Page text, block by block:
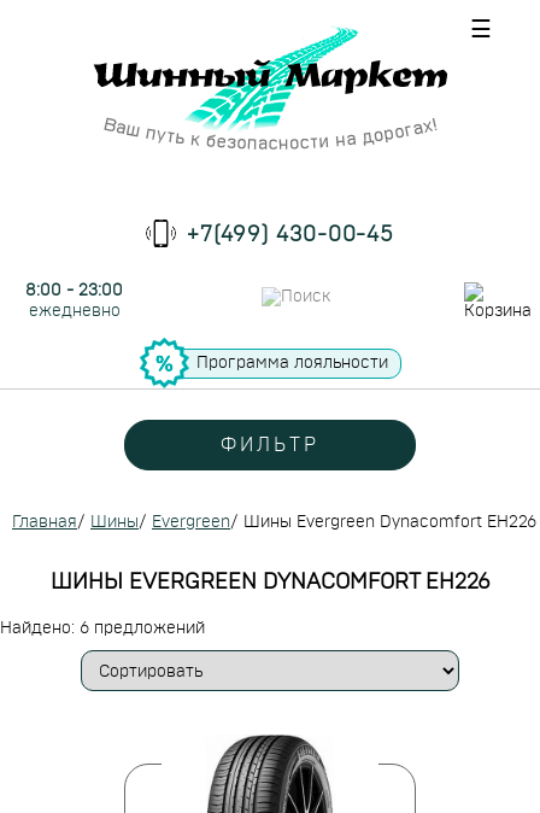
☰
+7(499) 430-00-45
8:00 - 23:00
ежедневно
Программа лояльности
ФИЛЬТР
Главная/ Шины/ Evergreen/ Шины Evergreen Dynacomfort EH226
ШИНЫ EVERGREEN DYNACOMFORT EH226
Найдено: 6 предложений